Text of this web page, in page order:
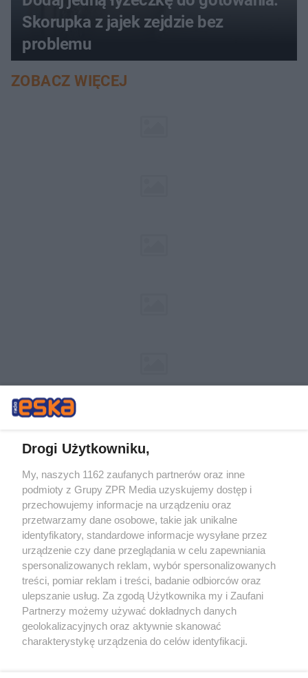
Skorupka z jajek zejdzie bez
problemu
ZOBACZ WIĘCEJ
Żaden utwór zamieszczony w serwisie nie może być powielany i
rozpowszechniany lub dalej rozpowszechniany w jakikolwiek sposób (w
tym także elektroniczny lub mechaniczny) na jakimkolwiek polu
eksploatacji w jakiejkolwiek formie, włącznie z umieszczaniem w
Internecie bez pisemnej zgody właściciela praw. Jakiekolwiek użycie lub
wykorzystanie utworów w całości lub w części z naruszeniem prawa,
tzn. bez właściwej zgody, jest zabronione pod groźbą kary i może być
ścigane prawnie.
Drogi Użytkowniku,
My, naszych 1162 zaufanych partnerów oraz inne
podmioty z Grupy ZPR Media uzyskujemy dostęp i
przechowujemy informacje na urządzeniu oraz
przetwarzamy dane osobowe, takie jak unikalne
identyfikatory, standardowe informacje wysyłane przez
urządzenie czy dane przeglądania w celu zapewniania
spersonalizowanych reklam, wybór spersonalizowanych
treści, pomiar reklam i treści, badanie odbiorców oraz
ulepszanie usług. Za zgodą Użytkownika my i Zaufani
Partnerzy możemy używać dokładnych danych
geolokalizacyjnych oraz aktywnie skanować
charakterystykę urządzenia do celów identyfikacji.